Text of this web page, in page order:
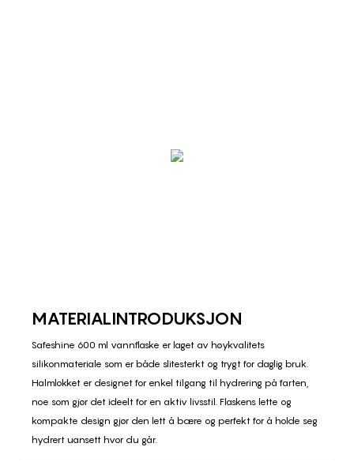
MATERIALINTRODUKSJON
Safeshine 600 ml vannflaske er laget av høykvalitets
silikonmateriale som er både slitesterkt og trygt for daglig bruk.
Halmlokket er designet for enkel tilgang til hydrering på farten,
noe som gjør det ideelt for en aktiv livsstil. Flaskens lette og
kompakte design gjør den lett å bære og perfekt for å holde seg
hydrert uansett hvor du går.